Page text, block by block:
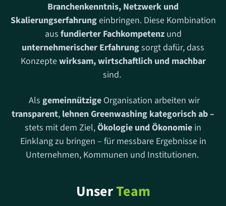
Branchenkenntnis, Netzwerk und
Skalierungserfahrungeinbringen. Diese Kombination
aus fundierter Fachkompetenzund
unternehmerischer Erfahrungsorgt dafür, dass
Konzeptewirksam, wirtschaftlich und machbar
sind.
Als gemeinnützigeOrganisation arbeiten wir
transparent, lehnen Greenwashing kategorisch ab –
stets mit dem Ziel,Ökologie und Ökonomie in
Einklang zu bringen – für messbare Ergebnisse in
Unternehmen, Kommunen und Institutionen.
UnserTeam